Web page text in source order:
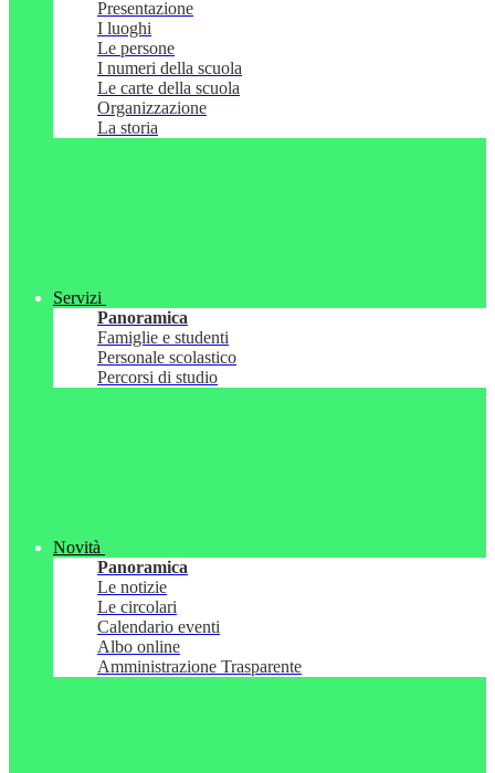
Presentazione
I luoghi
Le persone
I numeri della scuola
Le carte della scuola
Organizzazione
La storia
Servizi
Panoramica
Famiglie e studenti
Personale scolastico
Percorsi di studio
Novità
Panoramica
Le notizie
Le circolari
Calendario eventi
Albo online
Amministrazione Trasparente